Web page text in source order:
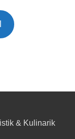
& Kulinarik